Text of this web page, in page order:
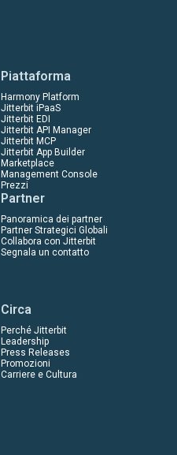
Piattaforma
Harmony Platform
Jitterbit iPaaS
Jitterbit EDI
Jitterbit API Manager
Jitterbit MCP
Jitterbit App Builder
Marketplace
Management Console
Prezzi
Partner
Panoramica dei partner
Partner Strategici Globali
Collabora con Jitterbit
Segnala un contatto
Circa
Perché Jitterbit
Leadership
Press Releases
Promozioni
Carriere e Cultura